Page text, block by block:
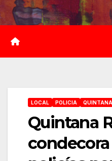
Saltar
al
contenido
LOCAL POLICIA
Quintana
condecora